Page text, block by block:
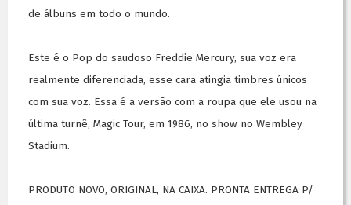
de álbuns em todo o mundo.
Este é o Pop do saudoso Freddie Mercury, sua voz era
realmente diferenciada, esse cara atingia timbres únicos
com sua voz. Essa é a versão com a roupa que ele usou na
última turnê, Magic Tour, em 1986, no show no Wembley
Stadium.
PRODUTO NOVO, ORIGINAL, NA CAIXA. PRONTA ENTREGA P/